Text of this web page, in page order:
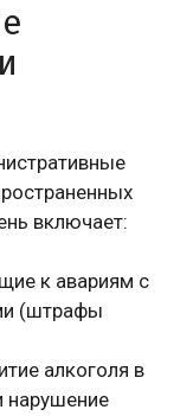
включает:
к авариям с
(штрафы
алкоголя в
нарушение